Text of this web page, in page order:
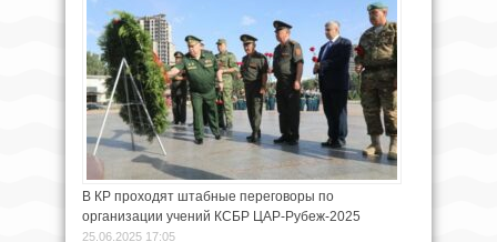
В КР проходят штабные переговоры по
организации учений КСБР ЦАР-Рубеж-2025
25.06.2025 17:05